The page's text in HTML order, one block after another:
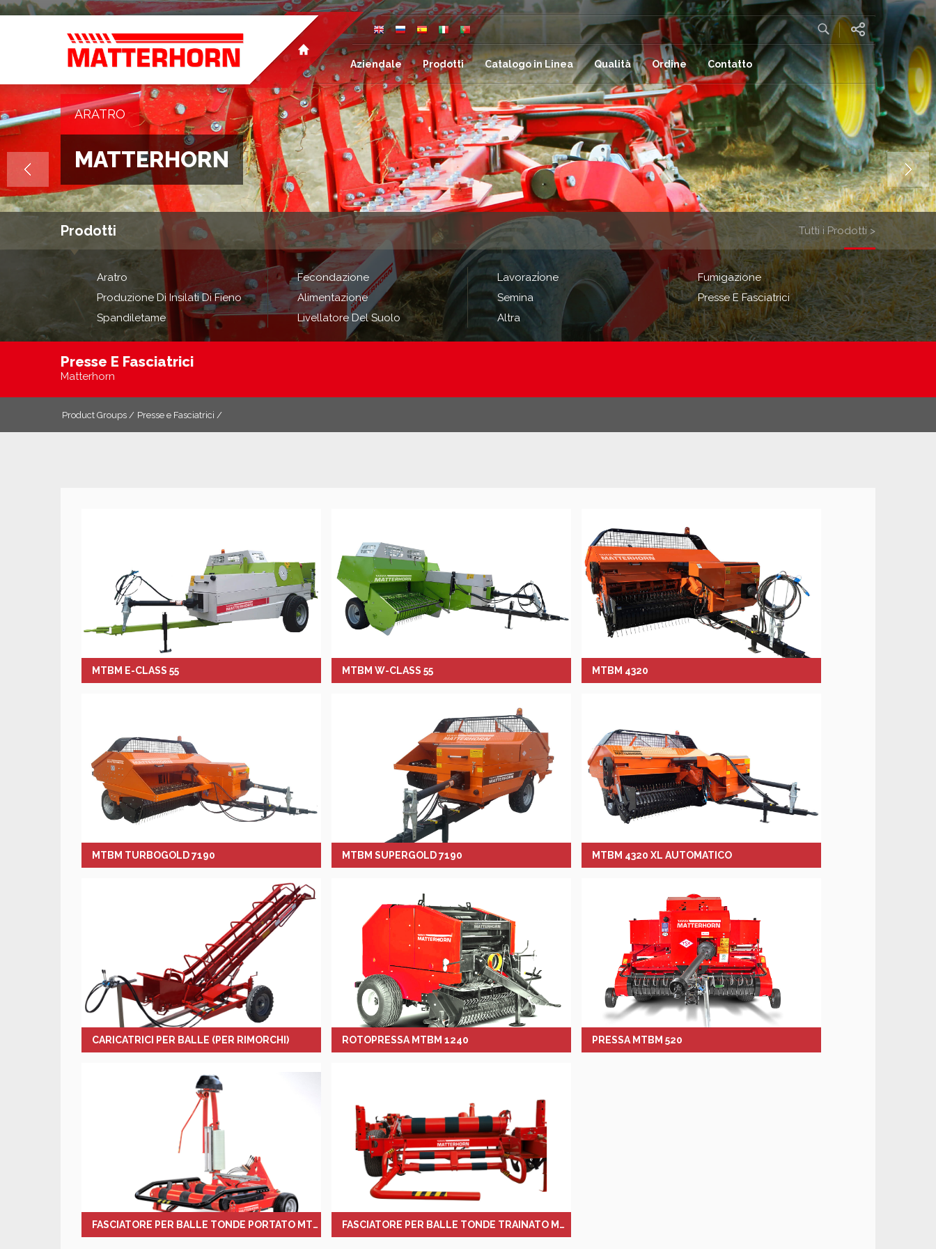
Aziendale Prodotti Catalogo in Linea Qualità Ordine Contatto
ARATRO
MATTERHORN
Prodotti Tutti i Prodotti >
Aratro Fecondazione Lavorazi̇one
Fumigazione
Produzione Di Insilati Di Fieno
Alimentazione Semina
Presse E Fasciatrici
Spandiletame
Livellatore Del Suolo Altra
Presse E Fasciatrici
Matterhorn
Product Groups / Presse e Fasciatrici /
MTBM E-CLASS 55 MTBM W-CLASS 55 MTBM 4320
MTBM TURBOGOLD 7190 MTBM SUPERGOLD 7190 MTBM 4320 XL AUTOMATICO
CARICATRICI PER BALLE (PER RIMORCHI) ROTOPRESSA MTBM 1240 PRESSA MTBM 520
FASCIATORE PER BALLE TONDE PORTATO MTBM 140 FASCIATORE PER BALLE TONDE TRAINATO MTBM 150